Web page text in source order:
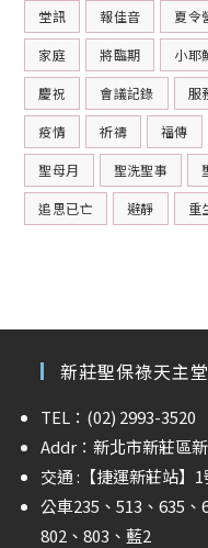
堂訊 報佳音 夏令
家庭 將臨期 小耶
慶祝 會議記錄 服
疫情 祈禱 福傳
聖母月 聖洗聖事
追思已亡 避靜 重
新莊聖保祿天主堂
TEL：(02) 2993-3520
Addr：新北市新莊區
交通 : 【捷運新莊站】
公車235、513、635、
802、803、藍2